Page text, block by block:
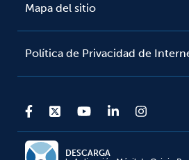
Mapa del sitio
Política de Privacidad de
DESCARGA